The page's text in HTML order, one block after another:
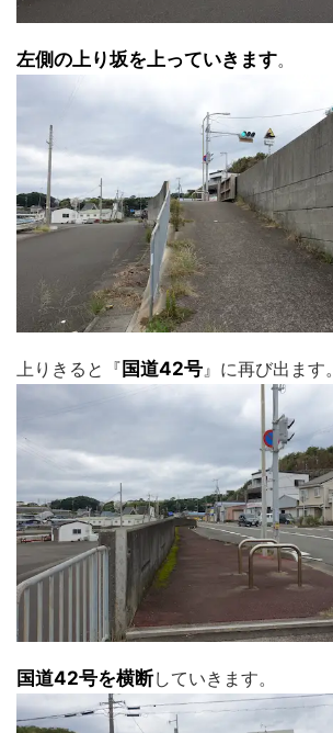
左側の上り坂を上っていきます。
上りきると『 国道42号』に再び出ます。
国道42号を横断していきます。